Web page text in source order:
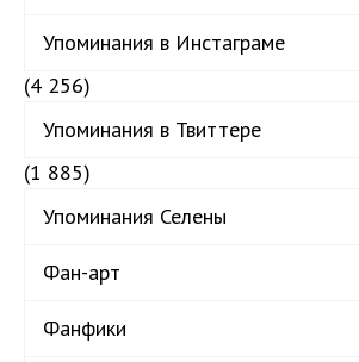
Упоминания в Инстаграме
(4 256)
Упоминания в Твиттере
(1 885)
Упоминания Селены
Фан-арт
Фанфики